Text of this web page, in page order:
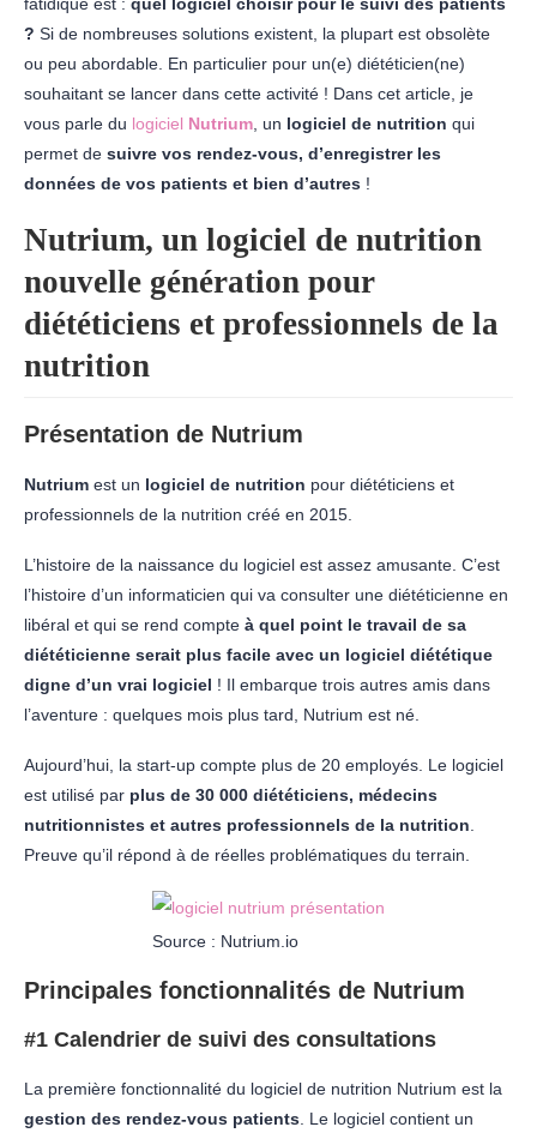
? Si de nombreuses solutions existent, la plupart est obsolète
ou peu abordable. En particulier pour un(e) diététicien(ne)
souhaitant se lancer dans cette activité ! Dans cet article, je
vous parle du logiciel Nutrium , un logiciel de nutrition qui
permet de suivre vos rendez-vous, d’enregistrer les
données de vos patients et bien d’autres !
Nutrium, un logiciel de nutrition
nouvelle génération pour
diététiciens et professionnels de la
nutrition
Présentation de Nutrium
Nutrium est un logiciel de nutrition pour diététiciens et
professionnels de la nutrition créé en 2015.
L’histoire de la naissance du logiciel est assez amusante. C’est
l’histoire d’un informaticien qui va consulter une diététicienne en
libéral et qui se rend compte à quel point le travail de sa
diététicienne serait plus facile avec un logiciel diététique
digne d’un vrai logiciel ! Il embarque trois autres amis dans
l’aventure : quelques mois plus tard, Nutrium est né.
Aujourd’hui, la start-up compte plus de 20 employés. Le logiciel
est utilisé par plus de 30 000 diététiciens, médecins
nutritionnistes et autres professionnels de la nutrition
Preuve qu’il répond à de réelles problématiques du terrain.
Source : Nutrium.io
Principales fonctionnalités de Nutrium
#1 Calendrier de suivi des consultations
La première fonctionnalité du logiciel de nutrition Nutrium est la
gestion des rendez-vous patients . Le logiciel contient un